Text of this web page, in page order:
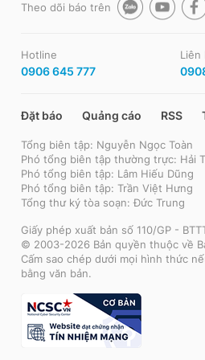
Theo dõi báo trên
Hotline
0906 645 777
Liên
Đặt báo Quảng cáo RSS
Tổng biên tập: Nguyễn Ngọc Toàn
Phó tổng biên tập thường trực: Hải
Phó tổng biên tập: Lâm Hiếu Dũng
Phó tổng biên tập: Trần Việt Hưng
Tổng thư ký tòa soạn: Đức Trung
Giấy phép xuất bản số 110/GP -
© 2003-2026 Bản quyền thuộc về
Cấm sao chép dưới mọi hình thức
bằng văn bản.